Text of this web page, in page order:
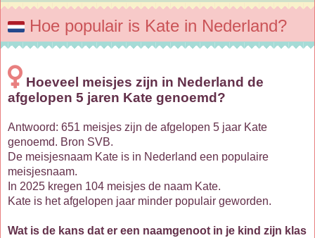
Hoe populair is Kate in Nederland?
Hoeveel meisjes zijn in Nederland de
afgelopen 5 jaren Kate genoemd?
Antwoord: 651 meisjes zijn de afgelopen 5 jaar Kate
genoemd. Bron SVB.
De meisjesnaam Kate is in Nederland een populaire
meisjesnaam.
In 2025 kregen 104 meisjes de naam Kate.
Kate is het afgelopen jaar minder populair geworden.
Wat is de kans dat er een naamgenoot in je kind zijn klas